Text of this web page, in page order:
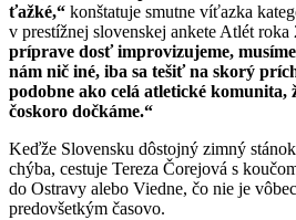
ťažké,“ konštatuje smutne víťazka
v prestížnej slovenskej ankete Atlét roka
príprave dosť improvizujeme,
nám nič iné, iba sa tešiť na skorý
podobne ako celá atletické komunita,
čoskoro dočkáme.“
Keďže Slovensku dôstojný zimný
chýba, cestuje Tereza Čorejová s
do Ostravy alebo Viedne, čo nie je
predovšetkým časovo.